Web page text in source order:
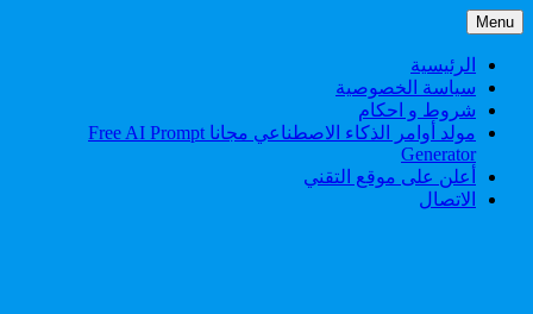
Skip
to
content
Menu
الرئيسية
سياسة الخصوصية
شروط و احكام
مولد أوامر الذكاء الاصطناعي مجانا Free AI Prompt
Generator
أعلن على موقع التقني
الاتصال